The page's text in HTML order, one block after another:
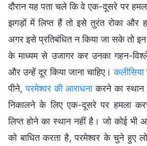
दौरान यह पता चले कि वे एक-दूसरे पर
झगड़ों में लिप्त हैं तो इसे तुरंत रोका और
अगर इसे प्रतिबंधित न किया जा सके तो
के माध्यम से उजागर कर उनका गहन-
और उन्हें दूर किया जाना चाहिए।कलीसिया
पीने,परमेश्वर की आराधनाकरने का स्थान
निकालने के लिए एक-दूसरे पर हमला
लिप्त होने का स्थान नहीं है। जो कोई भी
को बाधित करता है, परमेश्वर के चुने हुए